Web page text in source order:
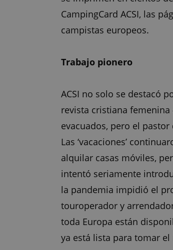
CampingCard ACSI, las
campistas europeos.
Trabajo pionero
ACSI no solo se destacó
revista cristiana
evacuados, pero el
Las ‘vacaciones’
alquilar casas móviles,
intentó seriamente
la pandemia impidió el
touroperador y
toda Europa están
ya está lista para tomar